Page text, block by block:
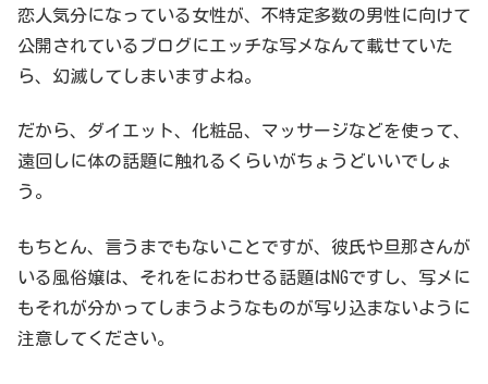
恋人気分になっている女性が、不特定多数の男性に向けて
公開されているブログにエッチな写メなんて載せていた
ら、幻滅してしまいますよね。
だから、ダイエット、化粧品、マッサージなどを使って、
遠回しに体の話題に触れるくらいがちょうどいいでしょ
う。
もちとん、言うまでもないことですが、彼氏や旦那さんが
いる風俗嬢は、それをにおわせる話題はNGですし、写メに
もそれが分かってしまうようなものが写り込まないように
注意してください。